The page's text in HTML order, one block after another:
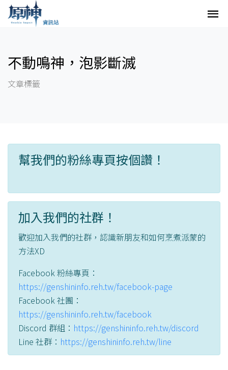
不動鳴神，泡影斷滅
文章標籤
幫我們的粉絲專頁按個讚！
加入我們的社群！
歡迎加入我們的社群，認識新朋友和如何烹煮派蒙的
方法XD
Facebook 粉絲專頁：
https://genshininfo.reh.tw/facebook-page
Facebook 社團：
https://genshininfo.reh.tw/facebook
Discord 群組： https://genshininfo.reh.tw/discord
Line 社群： https://genshininfo.reh.tw/line